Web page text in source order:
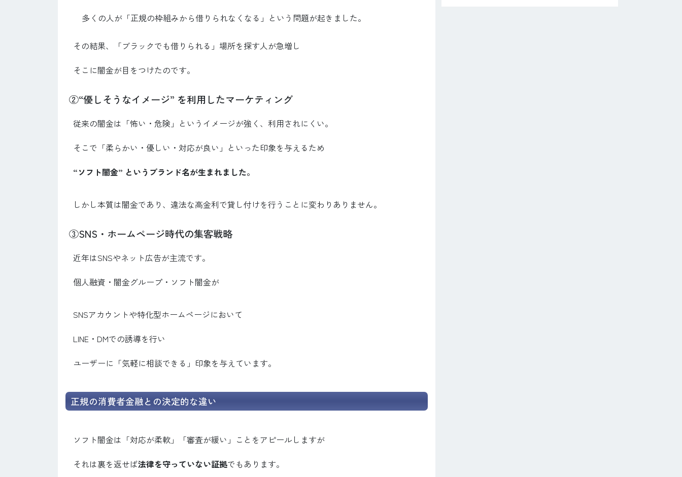
多くの人が「正規の枠組みから借りられなくなる」という問題が起きました。
その結果、「ブラックでも借りられる」場所を探す人が急増し
そこに闇金が目をつけたのです。
②“優しそうなイメージ” を利用したマーケティング
従来の闇金は「怖い・危険」というイメージが強く、利用されにくい。
そこで「柔らかい・優しい・対応が良い」といった印象を与えるため
“ソフト闇金” というブランド名が生まれました。
しかし本質は闇金であり、違法な高金利で貸し付けを行うことに変わりありません。
③SNS・ホームページ時代の集客戦略
近年はSNSやネット広告が主流です。
個人融資・闇金グループ・ソフト闇金が
SNSアカウントや特化型ホームページにおいて
LINE・DMでの誘導を行い
ユーザーに「気軽に相談できる」印象を与えています。
正規の消費者金融との決定的な違い
ソフト闇金は「対応が柔軟」「審査が緩い」ことをアピールしますが
それは裏を返せば法律を守っていない証拠でもあります。